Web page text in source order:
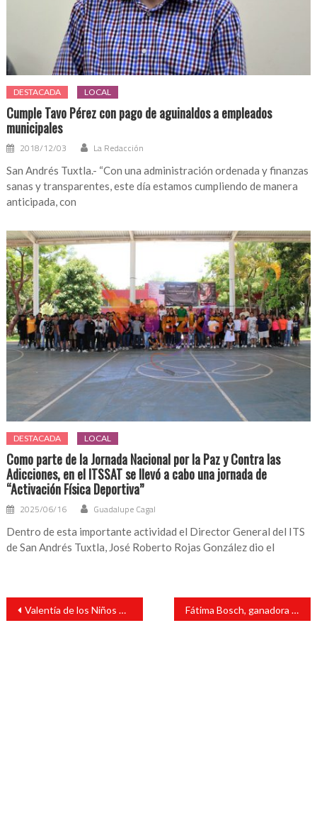
DESTACADA LOCAL
Cumple Tavo Pérez con pago de aguinaldos a empleados
municipales
2018/12/03 La Redacción
San Andrés Tuxtla.- “Con una administración ordenada y finanzas
sanas y transparentes, este día estamos cumpliendo de manera
anticipada, con
DESTACADA LOCAL
Como parte de la Jornada Nacional por la Paz y Contra las
Adicciones, en el ITSSAT se llevó a cabo una jornada de
“Activación Física Deportiva”
2025/06/16 Guadalupe Cagal
Dentro de esta importante actividad el Director General del ITS
de San Andrés Tuxtla, José Roberto Rojas González dio el
Navegación
entradas
Valentía de los Niños Héroes recordatorio para luchar por un Veracruz justo y unido: Gobernadora Fátima Bosch, ganadora de Miss Universo México rompe el silencio tras desplante de compañeras